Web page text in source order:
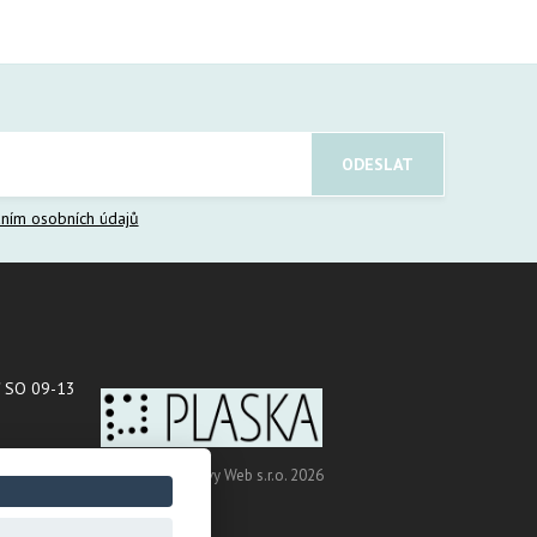
osobních údajů
09-13
Copyright © Novy Web s.r.o. 2026